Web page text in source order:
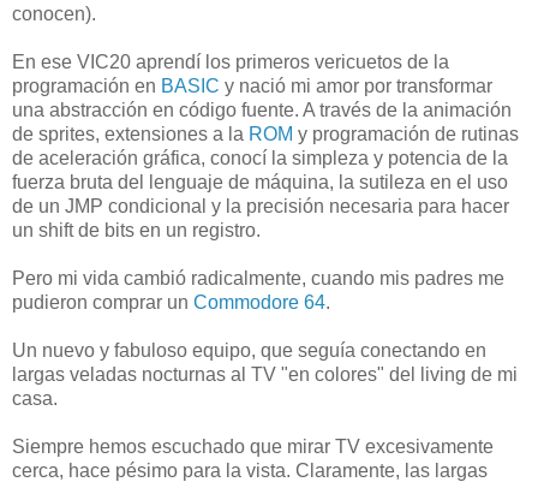
conocen).
En ese VIC20 aprendí los primeros vericuetos de la
programación en BASIC y nació mi amor por transformar
una abstracción en código fuente. A través de la animación
de sprites, extensiones a la ROM y programación de rutinas
de aceleración gráfica, conocí la simpleza y potencia de la
fuerza bruta del lenguaje de máquina, la sutileza en el uso
de un JMP condicional y la precisión necesaria para hacer
un shift de bits en un registro.
Pero mi vida cambió radicalmente, cuando mis padres me
pudieron comprar un Commodore 64.
Un nuevo y fabuloso equipo, que seguía conectando en
largas veladas nocturnas al TV "en colores" del living de mi
casa.
Siempre hemos escuchado que mirar TV excesivamente
cerca, hace pésimo para la vista. Claramente, las largas